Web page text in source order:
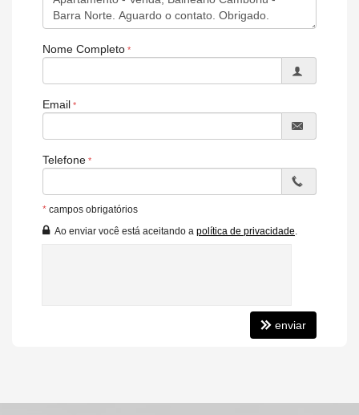
Acabamento em Gesso
Móveis Planejados
Aceita Pet
Sala de Estar
Sacada Integrada
Banheiro Social
Salão de Festas
Elevador
Box de Praia
Nome Completo
Email
Telefone
* campos obrigatórios
Ao enviar você está aceitando a política de privacidade
enviar